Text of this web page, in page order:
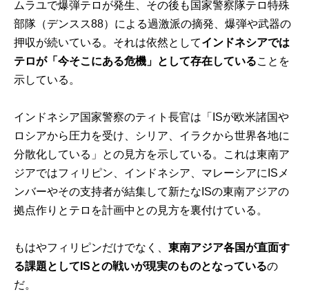
ムラユで爆弾テロが発生、その後も国家警察隊テロ特殊
部隊（デンスス88）による過激派の摘発、爆弾や武器の
押収が続いている。それは依然としてインドネシアでは
テロが「今そこにある危機」として存在していることを
示している。
インドネシア国家警察のティト長官は「ISが欧米諸国や
ロシアから圧力を受け、シリア、イラクから世界各地に
分散化している」との見方を示している。これは東南ア
ジアではフィリピン、インドネシア、マレーシアにISメ
ンバーやその支持者が結集して新たなISの東南アジアの
拠点作りとテロを計画中との見方を裏付けている。
もはやフィリピンだけでなく、東南アジア各国が直面す
る課題としてISとの戦いが現実のものとなっているの
だ。